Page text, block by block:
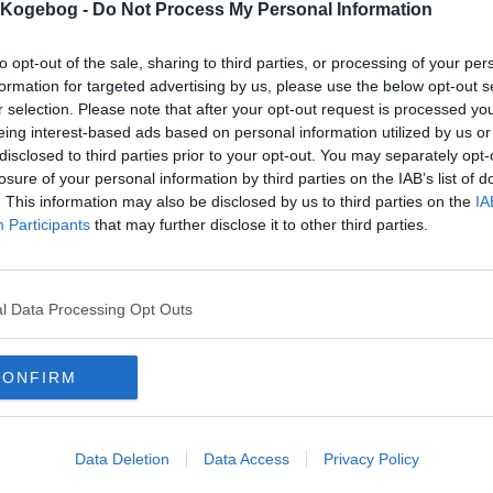
- Do Not Process My Personal Information
opt-out of the sale, sharing to third parties, or processing of your
for targeted advertising by us, please use the below opt-out
selection. Please note that after your opt-out request is processed
interest-based ads based on personal information utilized by us
to third parties prior to your opt-out. You may separately
of your personal information by third parties on the IAB’s list of
This information may also be disclosed by us to third parties on the
Participants that may further disclose it to other third parties.
Data Processing Opt Outs
Data Deletion Data Access Privacy Policy
skal godkendes før den bliver synlig
-
2017-12-15 08:01:45
spørgsmål,skal låget på stegesoen være på i ovnen?
-2010-08-26 16:18:28
havde ikke spæk men bacon som jeg rullede indeni med persille - mums, det
-2010-08-20 13:49:58
twist til disse lækre fugle; rul lidt frisk persille ind sammen med